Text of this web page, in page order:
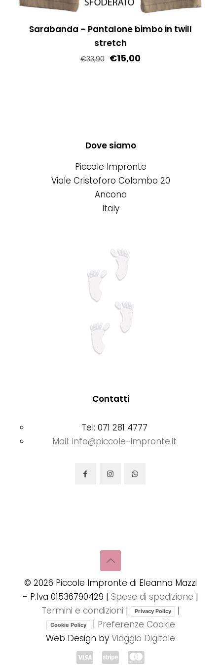
Sarabanda – Pantalone bimbo in twill
stretch
€33,90 €15,00
Le
possono
essere
scelte
nella
prodotto
Dove siamo
Piccole Impronte
Viale Cristoforo Colombo 20
Ancona
Italy
Contatti
Tel: 071 281 4777
Mail: info@piccole-impronte.it
© 2026 Piccole Impronte di Eleanna Mazzi
- P.Iva 01536790429 | Spese di spedizione |
Termini e condizioni | Privacy Policy |
Cookie Policy | Preferenze Cookie
Web Design by Viaggio Digitale